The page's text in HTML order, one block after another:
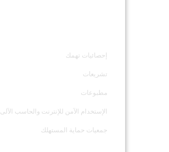
إحصائيات تهمك
تشريعات
مطبوعات
الإستخدام الآمن للإنترنت والحاسب الآلى
جمعيات حماية المستهلك